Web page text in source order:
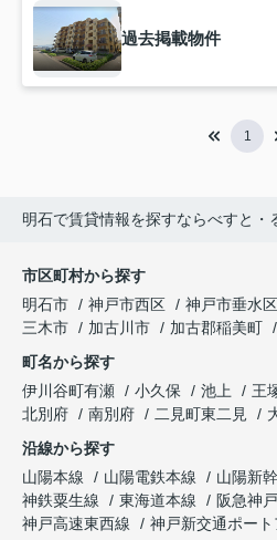
過去掲載物件
1
明石で賃貸情報を探すならべすと・
市区町村から探す
明石市
神戸市西区 神戸市垂水区
三木市
加古川市 加古郡稲美町
町名から探す
伊川谷町有瀬
小久保 池上 王
北別府
南別府 二見町東二見
沿線から探す
山陽本線
山陽電鉄本線 山陽新
神鉄粟生線
東海道本線 阪急神
神戸高速東西線
神戸新交通ポー